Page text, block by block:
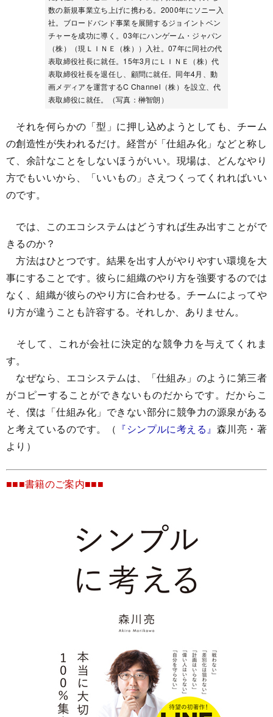
数の新規事業立ち上げに携わる。2000年にソニー入
社。ブロードバンド事業を展開するジョイントベン
チャーを成功に導く。03年にハンゲーム・ジャパン
（株）（現ＬＩＮＥ（株））入社。07年に同社の代
表取締役社長に就任。15年3月にＬＩＮＥ（株）代
表取締役社長を退任し、顧問に就任。同年4月、動
画メディアを運営するC Channel（株）を設立、代
表取締役に就任。（写真：榊智朗）
それを何らかの「型」に押し込めようとしても、チーム
の創造性が失われるだけ。経営が「仕組み化」などと称し
て、余計なことをしないほうがいい。現場は、どんなやり
方でもいいから、「いいもの」さえつくってくれればいい
のです。
では、このエコシステムはどうすれば生み出すことがで
きるのか？
方法はひとつです。結果を出す人がやりやすい環境を大
事にすることです。彼らに組織のやり方を強要するのでは
なく、組織が彼らのやり方に合わせる。チームによってや
り方が違うことも許容する。それしか、ありません。
そして、これが会社に決定的な競争力を与えてくれま
す。
なぜなら、エコシステムは、「仕組み」のように第三者
がコピーすることができないものだからです。だからこ
そ、僕は「仕組み化」できない部分に競争力の源泉がある
と考えているのです。（ 『シンプルに考える』 森川亮・著
より）
■■■書籍のご案内■■■